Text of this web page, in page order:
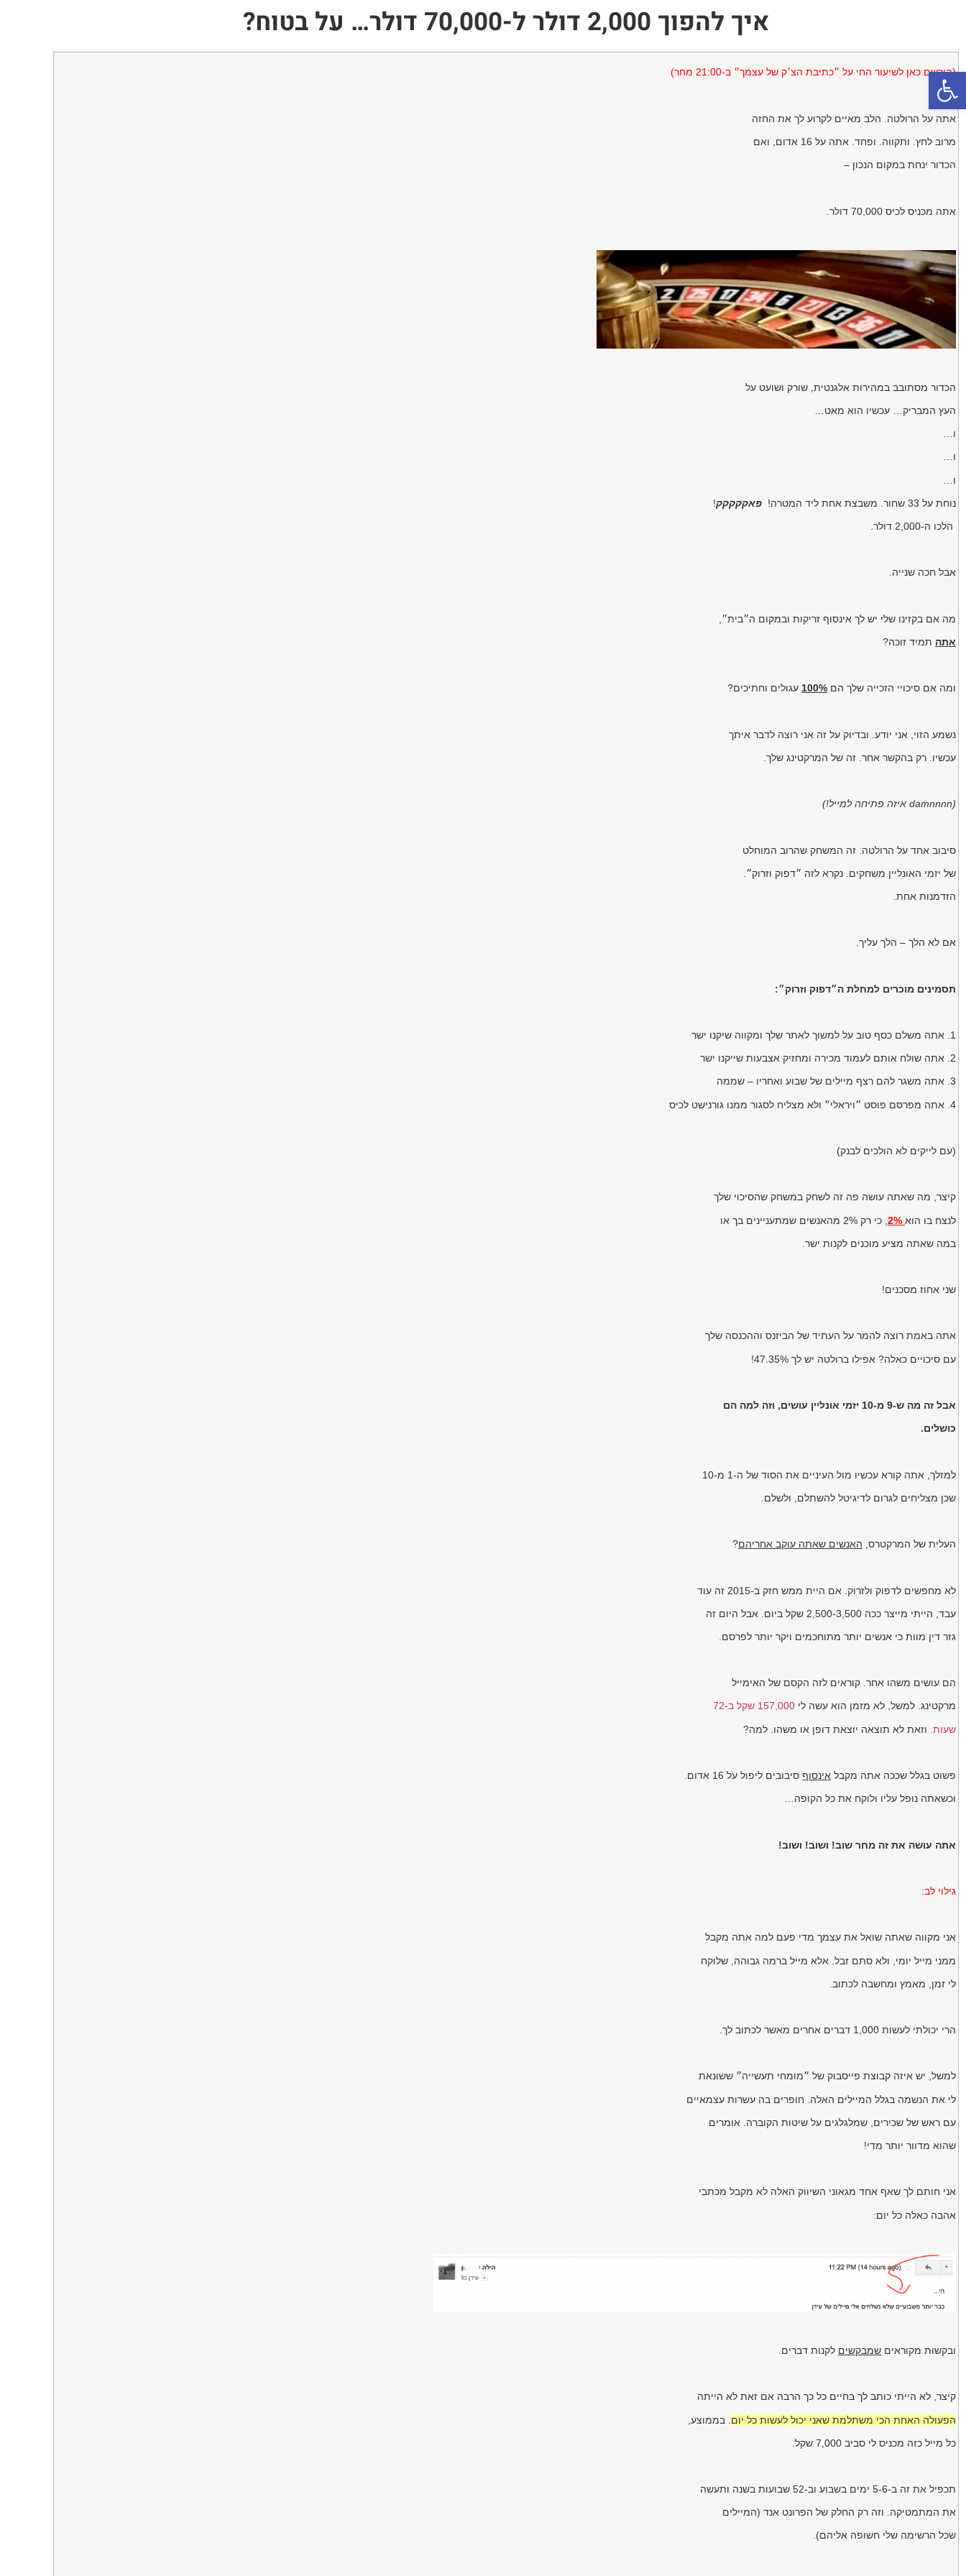
פתח סרגל נגישות
איך להפוך 2,000 דולר ל-70,000 דולר… על בטוח?
(הירשם כאן לשיעור החי על ״כתיבת הצ׳ק של עצמך״ ב-21:00 מחר )
אתה על הרולטה. הלב מאיים לקרוע לך את החזה
מרוב לחץ. ותקווה. ופחד. אתה על 16 אדום, ואם
הכדור ינחת במקום הנכון –
אתה מכניס לכיס 70,000 דולר.
הכדור מסתובב במהירות אלגנטית, שורק ושועט על
העץ המבריק… עכשיו הוא מאט…
ו…
ו…
ו…
נוחת על 33 שחור. משבצת אחת ליד המטרה! פאקקקקק!
הלכו ה-2,000 דולר.
אבל חכה שנייה.
מה אם בקזינו שלי יש לך אינסוף זריקות ובמקום ה״בית״,
אתה תמיד זוכה?
ומה אם סיכויי הזכייה שלך הם 100% עגולים וחתיכים?
נשמע הזוי, אני יודע. ובדיוק על זה אני רוצה לדבר איתך
עכשיו. רק בהקשר אחר. זה של המרקטינג שלך.
(damnnnn איזה פתיחה למייל!)
סיבוב אחד על הרולטה. זה המשחק שהרוב המוחלט
של יזמי האונליין משחקים. נקרא לזה ״דפוק וזרוק״.
הזדמנות אחת.
אם לא הלך – הלך עליך.
תסמינים מוכרים למחלת ה״דפוק וזרוק״:
1. אתה משלם כסף טוב על למשוך לאתר שלך ומקווה שיקנו ישר
2. אתה שולח אותם לעמוד מכירה ומחזיק אצבעות שייקנו ישר
3. אתה משגר להם רצף מיילים של שבוע ואחריו – שממה
4. אתה מפרסם פוסט ״ויראלי״ ולא מצליח לסגור ממנו גורנישט לכיס
(עם לייקים לא הולכים לבנק)
קיצר, מה שאתה עושה פה זה לשחק במשחק שהסיכוי שלך
לנצח בו הוא , כי רק 2% מהאנשים שמתעניינים בך או
במה שאתה מציע מוכנים לקנות ישר.
שני אחוז מסכנים!
אתה באמת רוצה להמר על העתיד של הביזנס וההכנסה שלך
עם סיכויים כאלה? אפילו ברולטה יש לך 47.35%!
אבל זה מה ש-9 מ-10 יזמי אונליין עושים, וזה למה הם
כושלים.
למזלך, אתה קורא עכשיו מול העיניים את הסוד של ה-1 מ-10
שכן מצליחים לגרום לדיגיטל להשתלם, ולשלם.
העלית של המרקטרס, האנשים שאתה עוקב אחריהם?
לא מחפשים לדפוק ולזרוק. אם היית ממש חזק ב-2015 זה עוד
עבד, הייתי מייצר ככה 2,500-3,500 שקל ביום. אבל היום זה
גזר דין מוות כי אנשים יותר מתוחכמים ויקר יותר לפרסם.
הם עושים משהו אחר. קוראים לזה הקסם של האימייל
מרקטינג. למשל, לא מזמן הוא עשה לי 157,000 שקל ב-72
שעות. וזאת לא תוצאה יוצאת דופן או משהו. למה?
פשוט בגלל שככה אתה מקבל אינסוף סיבובים ליפול על 16 אדום.
וכשאתה נופל עליו ולוקח את כל הקופה…
אתה עושה את זה מחר שוב! ושוב! ושוב!
גילוי לב:
אני מקווה שאתה שואל את עצמך מדי פעם למה אתה מקבל
ממני מייל יומי, ולא סתם זבל. אלא מייל ברמה גבוהה, שלוקח
לי זמן, מאמץ ומחשבה לכתוב.
הרי יכולתי לעשות 1,000 דברים אחרים מאשר לכתוב לך.
למשל, יש איזה קבוצת פייסבוק של ״מומחי תעשייה״ ששונאת
לי את הנשמה בגלל המיילים האלה. חופרים בה עשרות עצמאיים
עם ראש של שכירים, שמלגלגים על שיטות הקוברה. אומרים
שהוא מדוור יותר מדי!
אני חותם לך שאף אחד מגאוני השיווק האלה לא מקבל מכתבי
אהבה כאלה כל יום:
ובקשות מקוראים שמבקשים לקנות דברים.
קיצר, לא הייתי כותב לך בחיים כל כך הרבה אם זאת לא הייתה
הפעולה האחת הכי משתלמת שאני יכול לעשות כל יום . בממוצע,
כל מייל כזה מכניס לי סביב 7,000 שקל.
תכפיל את זה ב-5-6 ימים בשבוע וב-52 שבועות בשנה ותעשה
את המתמטיקה. וזה רק החלק של הפרונט אנד (המיילים
שכל הרשימה שלי חשופה אליהם).